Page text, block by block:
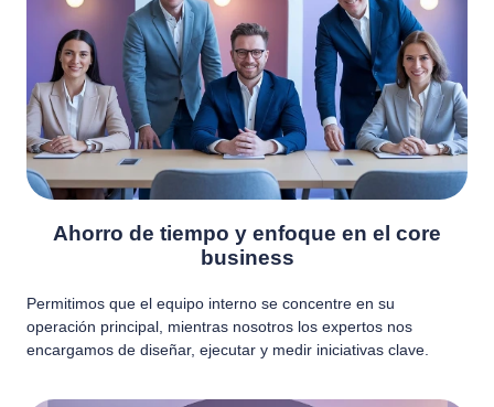
Ahorro de tiempo y enfoque en el core
business
Permitimos que el equipo interno se concentre en su
operación principal, mientras nosotros los expertos nos
encargamos de diseñar, ejecutar y medir iniciativas clave.